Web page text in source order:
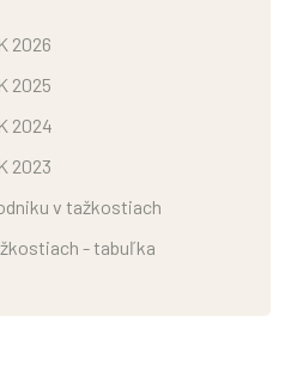
2026
2025
2024
2023
v tažkostiach
- tabuľka